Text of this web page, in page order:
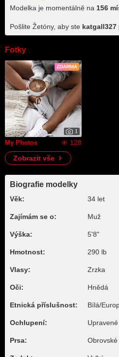
Modelka je momentálně na 156
Pošlite Žetóny, aby ste katgall327
Fotky
ZDARMA
1
My Photos
128
Zobrazit vše
Biografie modelky
Věk: 34 let
Zajímám se o: Muž
Výška: 5'8"
Hmotnost: 290 lb
Vlasy: Zrzka
Oči: Hnědá
Etnická příslušnost: Bílá/
Ochlupení:
Prsa: Obrovské